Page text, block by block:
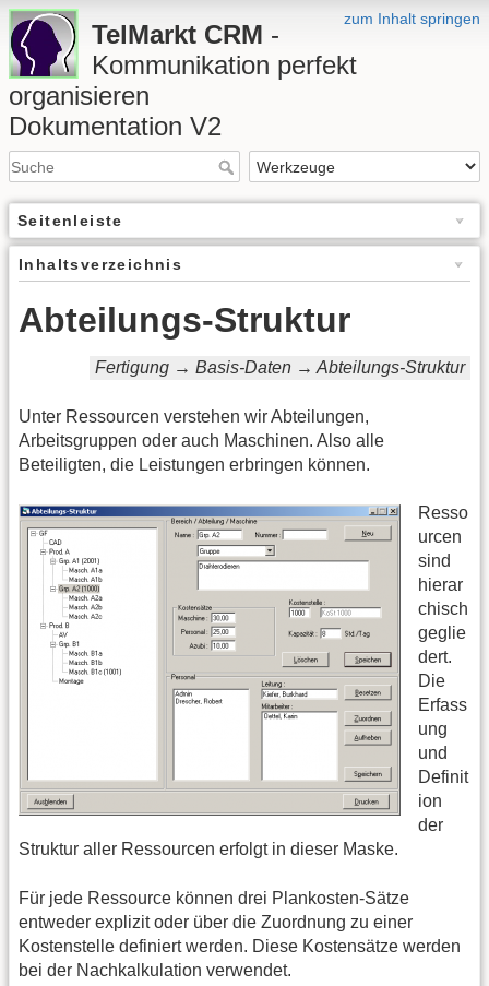
zum Inhalt springen
TelMarkt CRM -
Kommunikation perfekt
organisieren
Dokumentation V2
Seitenleiste
Inhaltsverzeichnis
Abteilungs-Struktur
Fertigung → Basis-Daten → Abteilungs-Struktur
Unter Ressourcen verstehen wir Abteilungen,
Arbeitsgruppen oder auch Maschinen. Also alle
Beteiligten, die Leistungen erbringen können.
Resso
urcen
sind
hierar
chisch
geglie
dert.
Die
Erfass
ung
und
Definit
ion
der
Struktur aller Ressourcen erfolgt in dieser Maske.
Für jede Ressource können drei Plankosten-Sätze
entweder explizit oder über die Zuordnung zu einer
Kostenstelle definiert werden. Diese Kostensätze werden
bei der Nachkalkulation verwendet.